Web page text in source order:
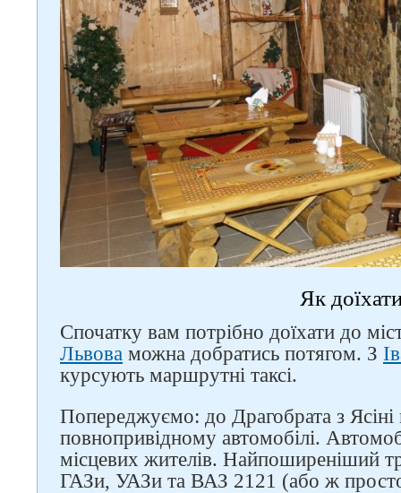
Як
Спочатку вам потрібно доїхати до
Львова можна добратись потягом. З
курсують маршрутні таксі.
Попереджуємо: до Драгобрата з Ясіні
повнопривідному автомобілі.
місцевих жителів. Найпоширеніший
ГАЗи, УАЗи та ВАЗ 2121 (або ж